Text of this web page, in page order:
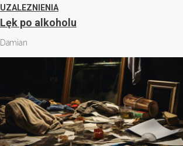
UZALEZNIENIA
Lęk po alkoholu
Damian